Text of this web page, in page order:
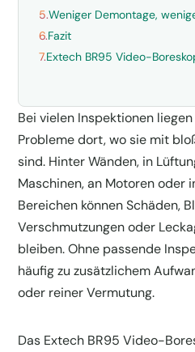
5.Weniger Demontage,
6.Fazit
7.Extech BR95 Video-
Bei vielen Inspektionen
Probleme dort, wo sie mit
sind. Hinter Wänden, in
Maschinen, an Motoren oder
Bereichen können Schäden,
Verschmutzungen oder
bleiben. Ohne passende
häufig zu zusätzlichem
oder reiner Vermutung.
Das Extech BR95 Video-